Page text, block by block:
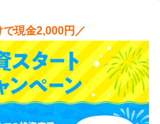
で現金2,000円／